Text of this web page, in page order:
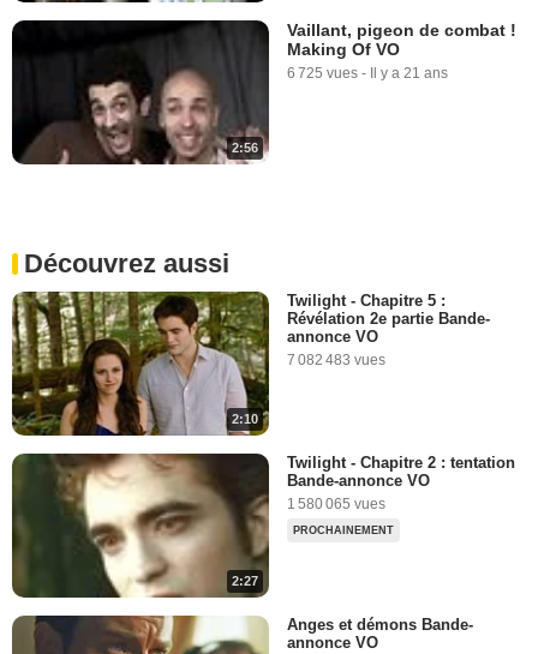
2:56
Vaillant, pigeon de combat !
Making Of VO
6 725 vues - Il y a 21 ans
Découvrez aussi
2:10
Twilight - Chapitre 5 :
Révélation 2e partie Bande-
annonce VO
7 082 483 vues
2:27
Twilight - Chapitre 2 : tentation
Bande-annonce VO
1 580 065 vues
PROCHAINEMENT
Anges et démons Bande-
annonce VO